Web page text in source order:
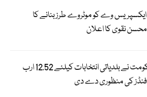
ایکسپریس وے کو موٹروے طرز بنانے کا
نقوی کا اعلان
پنجاب حکومت نے بلدیاتی انتخابات کیلئے 12.52 ارب
کی منظوری دے دی